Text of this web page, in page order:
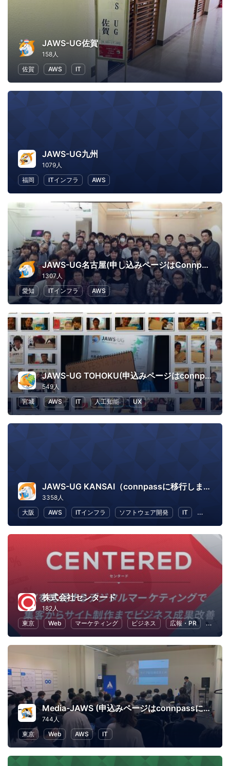
JAWS-UG佐賀
158人
佐賀
AWS IT
JAWS-UG九州
1079人
福岡
ITインフラ AWS
JAWS-UG名古屋(申し込みページはConnpassへ移行)
1307人
愛知
ITインフラ AWS
JAWS-UG TOHOKU(申込みページはconnpassに移行しました)
549人
宮城
AWS IT 人工知能 UX
JAWS-UG KANSAI（connpassに移行しました）
3358人
大阪
AWS ITインフラ ソフトウェア開発 IT IT ソリュ
株式会社センタード
182人
東京
Web マーケティング ビジネス 広報・PR SEO
Media-JAWS (申込みページはconnpassに移行しました)
744人
東京
Web AWS IT